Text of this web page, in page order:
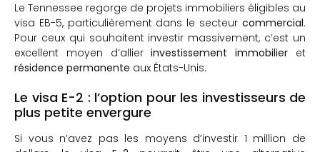
Le Tennessee regorge de projets immobiliers éligibles au
visa EB-5, particulièrement dans le secteur commercial.
Pour ceux qui souhaitent investir massivement, c’est un
excellent moyen d’allierinvestissement immobilier et
résidence permanente aux États-Unis.
Le visa E-2 : l’option pour les investisseurs de
plus petite envergure
Si vous n’avez pas les moyens d’investir 1 million de